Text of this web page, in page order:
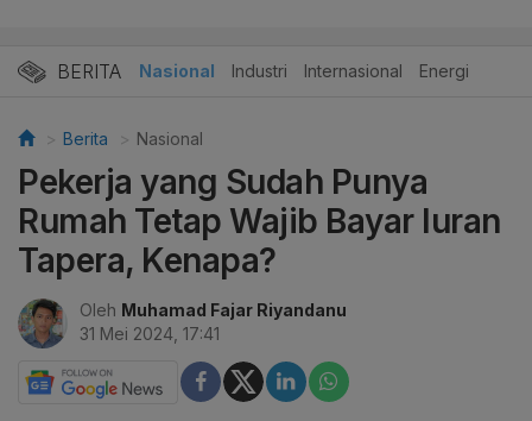
BERITA Nasional Industri Internasional Energi
Berita Nasional
Pekerja yang Sudah Punya
Rumah Tetap Wajib Bayar Iuran
Tapera, Kenapa?
Oleh Muhamad Fajar Riyandanu
31 Mei 2024, 17:41